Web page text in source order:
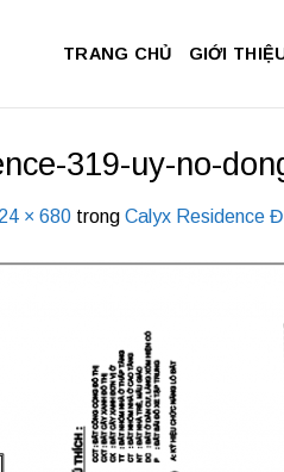
TRANG CHỦ GIỚI
319-uy-no-
× 680 trong Calyx Residence